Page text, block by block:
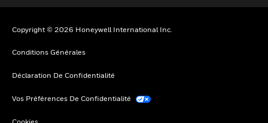
Copyright © 2026 Honeywell International Inc.
Conditions Générales
Déclaration De Confidentialité
Vos Préférences De Confidentialité